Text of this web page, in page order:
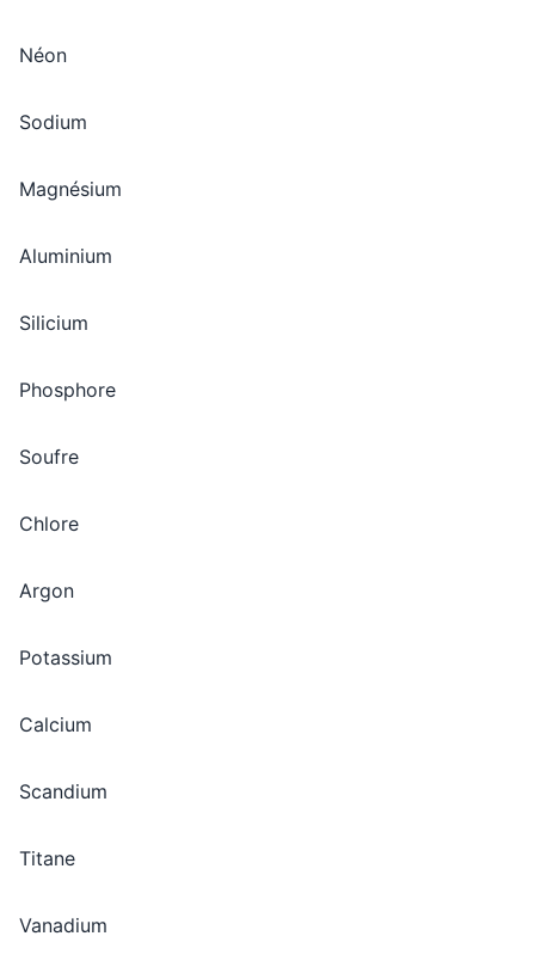
Néon
Sodium
Magnésium
Aluminium
Silicium
Phosphore
Soufre
Chlore
Argon
Potassium
Calcium
Scandium
Titane
Vanadium